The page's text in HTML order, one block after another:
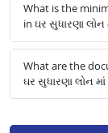
What is the
in ઘર સુધારણા લોન
What are the
ઘર સુધારણા લોન